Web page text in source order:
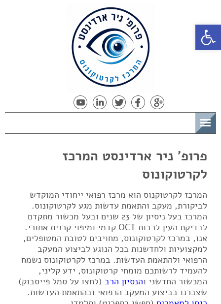
פתח סרגל נגישות
פרופ' ניר ארדינסט המרכז
לקרטוקונוס
המרכז לקרטוקנוס הוא מרכז רפואי ייחודי המוקדש
לביקורת, מעקב והתאמת עדשות מגע לקרטוקונוס.
המרכז בעל ניסיון של 23 שנים ובעל מכשור מתקדם
לבדיקת העין לרבות OCT קדמי ומיפוי קרנית אחורי.
אנו, במרכז לקרטוקונוס, מחויבים לטובת המטופלים,
למקצועיות ולחדשנות בכל הנוגע לביצוע המעקב
הרפואי ולהתאמת העדשות. במרכז לקרטוקונוס נשמח
להעמיד לרשותכם מומחי קרטוקונוס, ידע קליני,
המכשור החדשני והנסיון הרב (לחצו על סמל פייסבוק)
שצברנו בביצוע המעקב הרפואי ובהתאמת העדשות.